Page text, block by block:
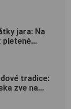
jara: Na
pletené...
tradice:
zve na...